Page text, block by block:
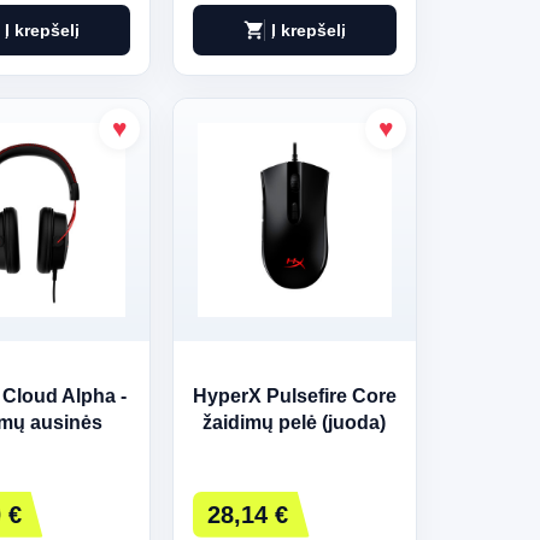
Į krepšelį shopping_cart Į krepšelį
Cloud Alpha -
ausinės
€
HyperX Pulsefire Core
žaidimų pelė (juoda)
28,14 €